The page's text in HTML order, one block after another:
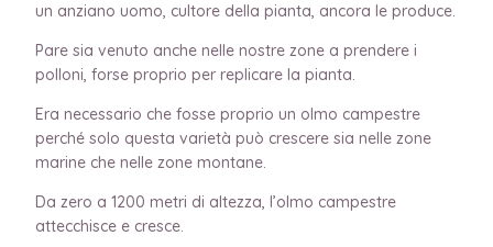
un anziano uomo, cultore della pianta, ancora le produce.
Pare sia venuto anche nelle nostre zone a prendere i
polloni, forse proprio per replicare la pianta.
Era necessario che fosse proprio un olmo campestre
perché solo questa varietà può crescere sia nelle zone
marine che nelle zone montane.
Da zero a 1200 metri di altezza, l’olmo campestre
attecchisce e cresce.